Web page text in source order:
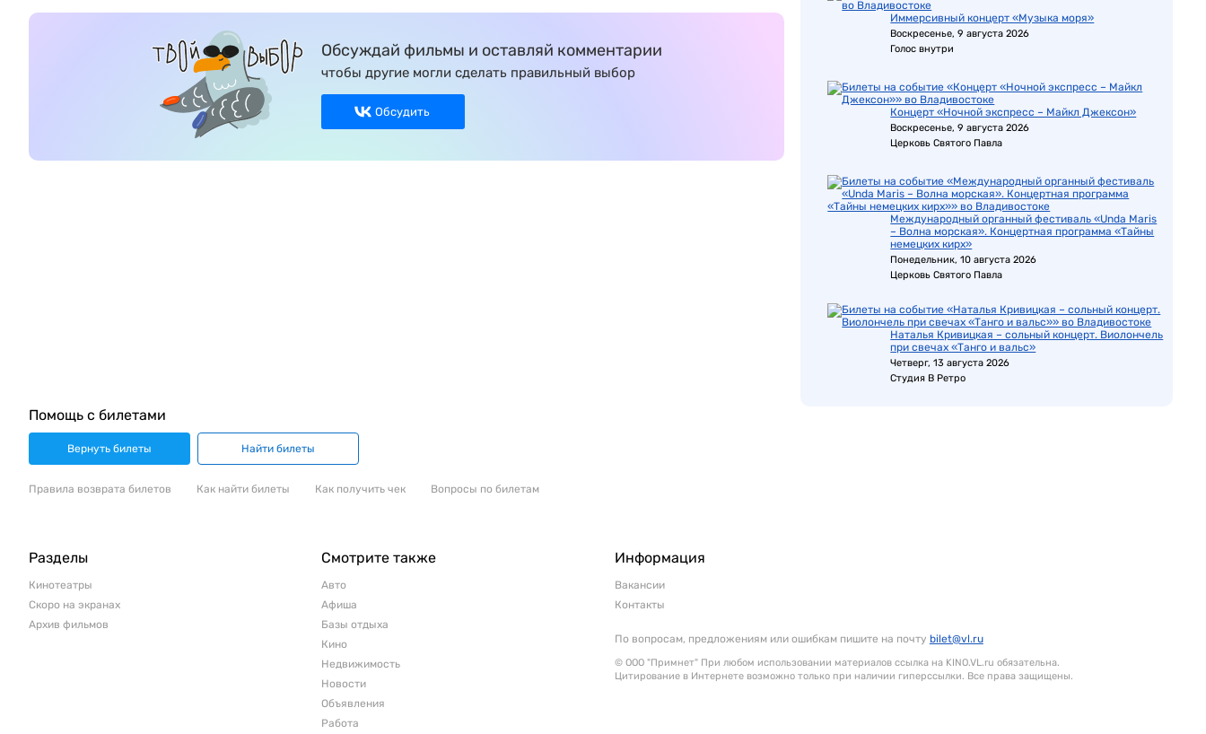
Обсуждай фильмы и оставляй комментарии
чтобы другие могли сделать правильный выбор
Обсудить
Иммерсивный концерт «Музыка моря»
Воскресенье, 9 августа 2026
Голос внутри
Концерт «Ночной экспресс – Майкл Джексон»
Воскресенье, 9 августа 2026
Церковь Святого Павла
Международный органный фестиваль «Unda Maris
– Волна морская». Концертная программа «Тайны
немецких кирх»
Понедельник, 10 августа 2026
Церковь Святого Павла
Наталья Кривицкая – сольный концерт. Виолончель
при свечах «Танго и вальс»
Четверг, 13 августа 2026
Студия В Ретро
Помощь с билетами
Вернуть билеты Найти билеты
Правила возврата билетов Как найти билеты Как получить чек Вопросы по билетам
Разделы
Кинотеатры
Скоро на экранах
Архив фильмов
Смотрите также
Авто
Афиша
Базы отдыха
Кино
Недвижимость
Новости
Объявления
Работа
Информация
Вакансии
Контакты
По вопросам, предложениям или ошибкам пишите на почту bilet@vl.ru
© ООО "Примнет" При любом использовании материалов ссылка на KINO.VL.ru обязательна.
Цитирование в Интернете возможно только при наличии гиперссылки. Все права защищены.